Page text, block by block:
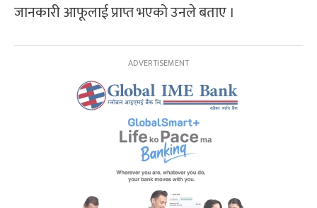
जानकारी आफूलाई प्राप्त भएको उनले बताए ।